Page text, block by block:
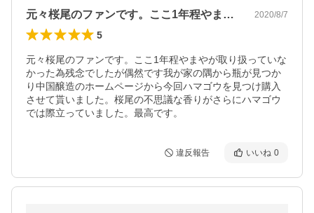
元々桜尾のファンです。ここ1年程やまや… 2020/8/7
5
元々桜尾のファンです。ここ1年程やまやが取り扱っていな
かった為残念でしたが偶然です我が家の隅から瓶が見つか
り中国醸造のホームページから今回ハマゴウを見つけ購入
させて貰いました。桜尾の不思議な香りがさらにハマゴウ
では際立っていました。最高です。
違反報告 いいね 0